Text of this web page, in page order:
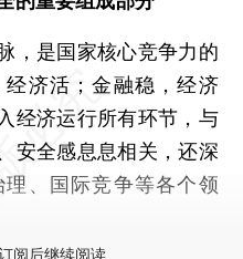
是国家核心竞争力的
济活；金融稳，经济
经济运行所有环节，与
安全感息息相关，还深
、国际竞争等各个领
阅后继续阅读